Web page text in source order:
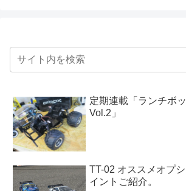
定期連載「ランチボ
Vol.2」
TT-02 オススメオプ
イントご紹介。